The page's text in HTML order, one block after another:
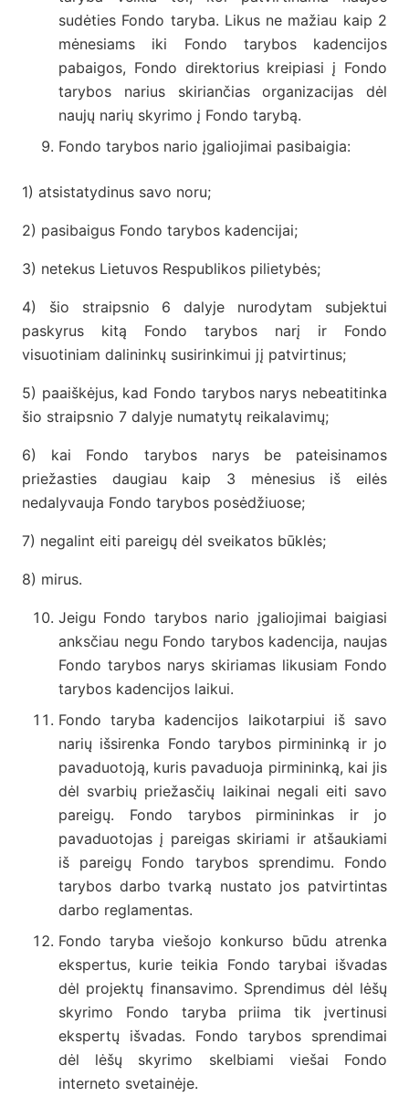
sudėties Fondo taryba. Likus ne mažiau kaip 2
mėnesiams iki Fondo tarybos kadencijos
pabaigos, Fondo direktorius kreipiasi į Fondo
tarybos narius skiriančias organizacijas dėl
naujų narių skyrimo į Fondo tarybą.
Fondo tarybos nario įgaliojimai pasibaigia:
1) atsistatydinus savo noru;
2) pasibaigus Fondo tarybos kadencijai;
3) netekus Lietuvos Respublikos pilietybės;
4) šio straipsnio 6 dalyje nurodytam subjektui
paskyrus kitą Fondo tarybos narį ir Fondo
visuotiniam dalininkų susirinkimui jį patvirtinus;
5) paaiškėjus, kad Fondo tarybos narys nebeatitinka
šio straipsnio 7 dalyje numatytų reikalavimų;
6) kai Fondo tarybos narys be pateisinamos
priežasties daugiau kaip 3 mėnesius iš eilės
nedalyvauja Fondo tarybos posėdžiuose;
7) negalint eiti pareigų dėl sveikatos būklės;
8) mirus.
Jeigu Fondo tarybos nario įgaliojimai baigiasi
anksčiau negu Fondo tarybos kadencija, naujas
Fondo tarybos narys skiriamas likusiam Fondo
tarybos kadencijos laikui.
Fondo taryba kadencijos laikotarpiui iš savo
narių išsirenka Fondo tarybos pirmininką ir jo
pavaduotoją, kuris pavaduoja pirmininką, kai jis
dėl svarbių priežasčių laikinai negali eiti savo
pareigų. Fondo tarybos pirmininkas ir jo
pavaduotojas į pareigas skiriami ir atšaukiami
iš pareigų Fondo tarybos sprendimu. Fondo
tarybos darbo tvarką nustato jos patvirtintas
darbo reglamentas.
Fondo taryba viešojo konkurso būdu atrenka
ekspertus, kurie teikia Fondo tarybai išvadas
dėl projektų finansavimo. Sprendimus dėl lėšų
skyrimo Fondo taryba priima tik įvertinusi
ekspertų išvadas. Fondo tarybos sprendimai
dėl lėšų skyrimo skelbiami viešai Fondo
interneto svetainėje.